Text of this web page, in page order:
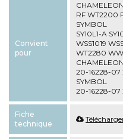
Convient
pour
CHAMELEON
RF WT2200
SYMBOL
SY10L1-A
WSS1019
WT2280
CHAMELEON
20-16228-07
SYMBOL
20-16228-07
Fiche
technique